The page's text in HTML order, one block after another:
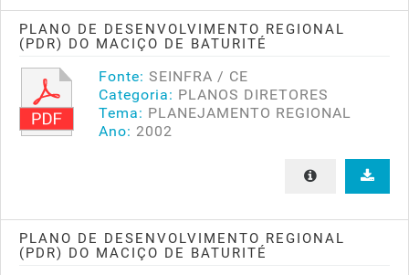
PLANO DE DESENVOLVIMENTO REGIONAL
(PDR) DO MACIÇO DE BATURITÉ
Fonte: SEINFRA / CE
Categoria: PLANOS DIRETORES
Tema: PLANEJAMENTO REGIONAL
Ano: 2002
PLANO DE DESENVOLVIMENTO REGIONAL
(PDR) DO MACIÇO DE BATURITÉ